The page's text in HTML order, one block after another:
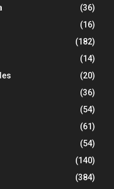
(36)
(16)
(182)
(14)
(20)
(36)
(54)
(61)
(54)
(140)
(384)